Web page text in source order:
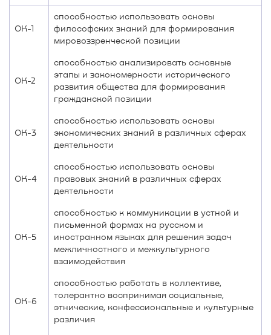
ОК-1
способностью использовать основы
философских знаний для формирования
мировоззренческой позиции
ОК-2
способностью анализировать основные
этапы и закономерности исторического
развития общества для формирования
гражданской позиции
ОК-3
способностью использовать основы
экономических знаний в различных сферах
деятельности
ОК-4
способностью использовать основы
правовых знаний в различных сферах
деятельности
ОК-5
способностью к коммуникации в устной и
письменной формах на русском и
иностранном языках для решения задач
межличностного и межкультурного
взаимодействия
ОК-6
способностью работать в коллективе,
толерантно воспринимая социальные,
этнические, конфессиональные и культурные
различия